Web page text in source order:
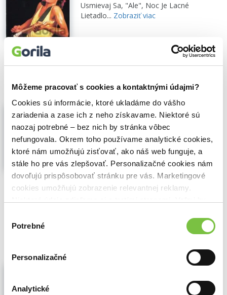
Môžeme pracovať s cookies a kontaktnými údajmi?
Cookies sú informácie, ktoré ukladáme do vášho
zariadenia a zase ich z neho získavame. Niektoré sú
naozaj potrebné – bez nich by stránka vôbec
nefungovala. Okrem toho používame analytické cookies,
ktoré nám umožňujú zisťovať, ako náš web funguje, a
stále ho pre vás zlepšovať. Personalizačné cookies nám
dovoľujú prispôsobovať stránku pre vás. Marketingové
cookies umožňujú zobrazenie relevantnej reklamy.
cookies.
súhlasu
Potrebné
Personalizačné
Analytické
Usmievaj Sa, "Ale", Noc Je Lacné
Lietadlo... Zobraziť viac
Pesničky pre deti
Hudobné albumy (2017)
Kompilácia klasických detských pesničiek,
ktoré sa objavujú skôr v učebniciach
hudobnej výchovy. CD obsahuje 20
najznámejších ľudových piesní, ktoré
spievajú vo veľkej miere deti...Zobraziť
viac
Richard Čanaky,